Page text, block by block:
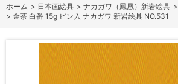
ホーム > 日本画絵具 > ナカガワ（鳳凰）新岩絵具 >
> 金茶 白番 15g ビン入 ナカガワ 新岩絵具 NO.531